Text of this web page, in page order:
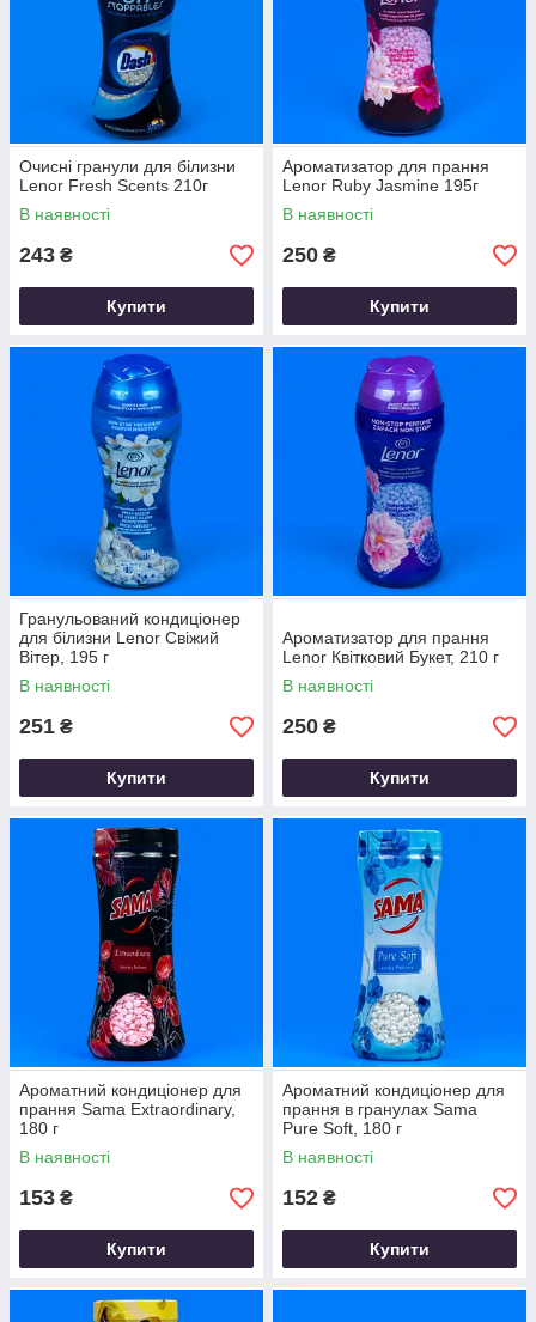
Очисні гранули для білизни
Lenor Fresh Scents 210г
В наявності
243 ₴
Купити
Ароматизатор для прання
Lenor Ruby Jasmine 195г
В наявності
250 ₴
Купити
Гранульований кондиціонер
для білизни Lenor Свіжий
Вітер, 195 г
В наявності
251 ₴
Купити
Ароматизатор для прання
Lenor Квітковий Букет, 210 г
В наявності
250 ₴
Купити
Ароматний кондиціонер для
прання Sama Extraordinary,
180 г
В наявності
153 ₴
Купити
Ароматний кондиціонер для
прання в гранулах Sama
Pure Soft, 180 г
В наявності
152 ₴
Купити